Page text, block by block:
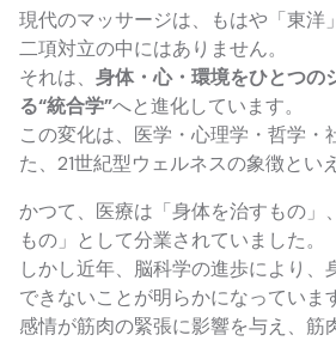
現代のマッサージは、もはや「東洋
二項対立の中にはありません。
それは、 身体・心・環境をひとつの
る“統合学”へと進化しています。
この変化は、医学・心理学・哲学・
た、21世紀型ウェルネスの象徴とい
かつて、医療は「身体を治すもの」
もの」として分業されていました。
しかし近年、脳科学の進歩により、
できないことが明らかになっていま
感情が筋肉の緊張に影響を与え、筋